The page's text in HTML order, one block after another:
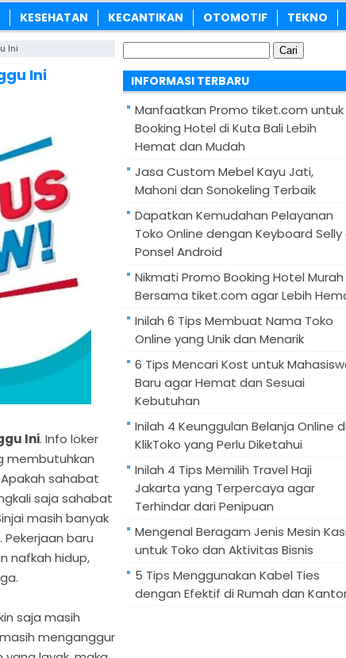
KESEHATAN KECANTIKAN OTOMOTIF TEKNO
Ini
Ini
Ini. Info loker
membutuhkan
sahabat
saja sahabat
masih banyak
baru
nafkah hidup,
saja masih
menganggur
untuk:
INFORMASI TERBARU
Manfaatkan Promo tiket.com untuk
Booking Hotel di Kuta Bali Lebih
Hemat dan Mudah
Jasa Custom Mebel Kayu Jati,
Mahoni dan Sonokeling Terbaik
Dapatkan Kemudahan Pelayanan
Toko Online dengan Keyboard Selly
Ponsel Android
Nikmati Promo Booking Hotel Murah
Bersama tiket.com agar Lebih
Inilah 6 Tips Membuat Nama Toko
Online yang Unik dan Menarik
6 Tips Mencari Kost untuk
Baru agar Hemat dan Sesuai
Kebutuhan
Inilah 4 Keunggulan Belanja Online di
KlikToko yang Perlu Diketahui
Inilah 4 Tips Memilih Travel Haji
Jakarta yang Terpercaya agar
Terhindar dari Penipuan
Mengenal Beragam Jenis Mesin
untuk Toko dan Aktivitas Bisnis
5 Tips Menggunakan Kabel Ties
dengan Efektif di Rumah dan